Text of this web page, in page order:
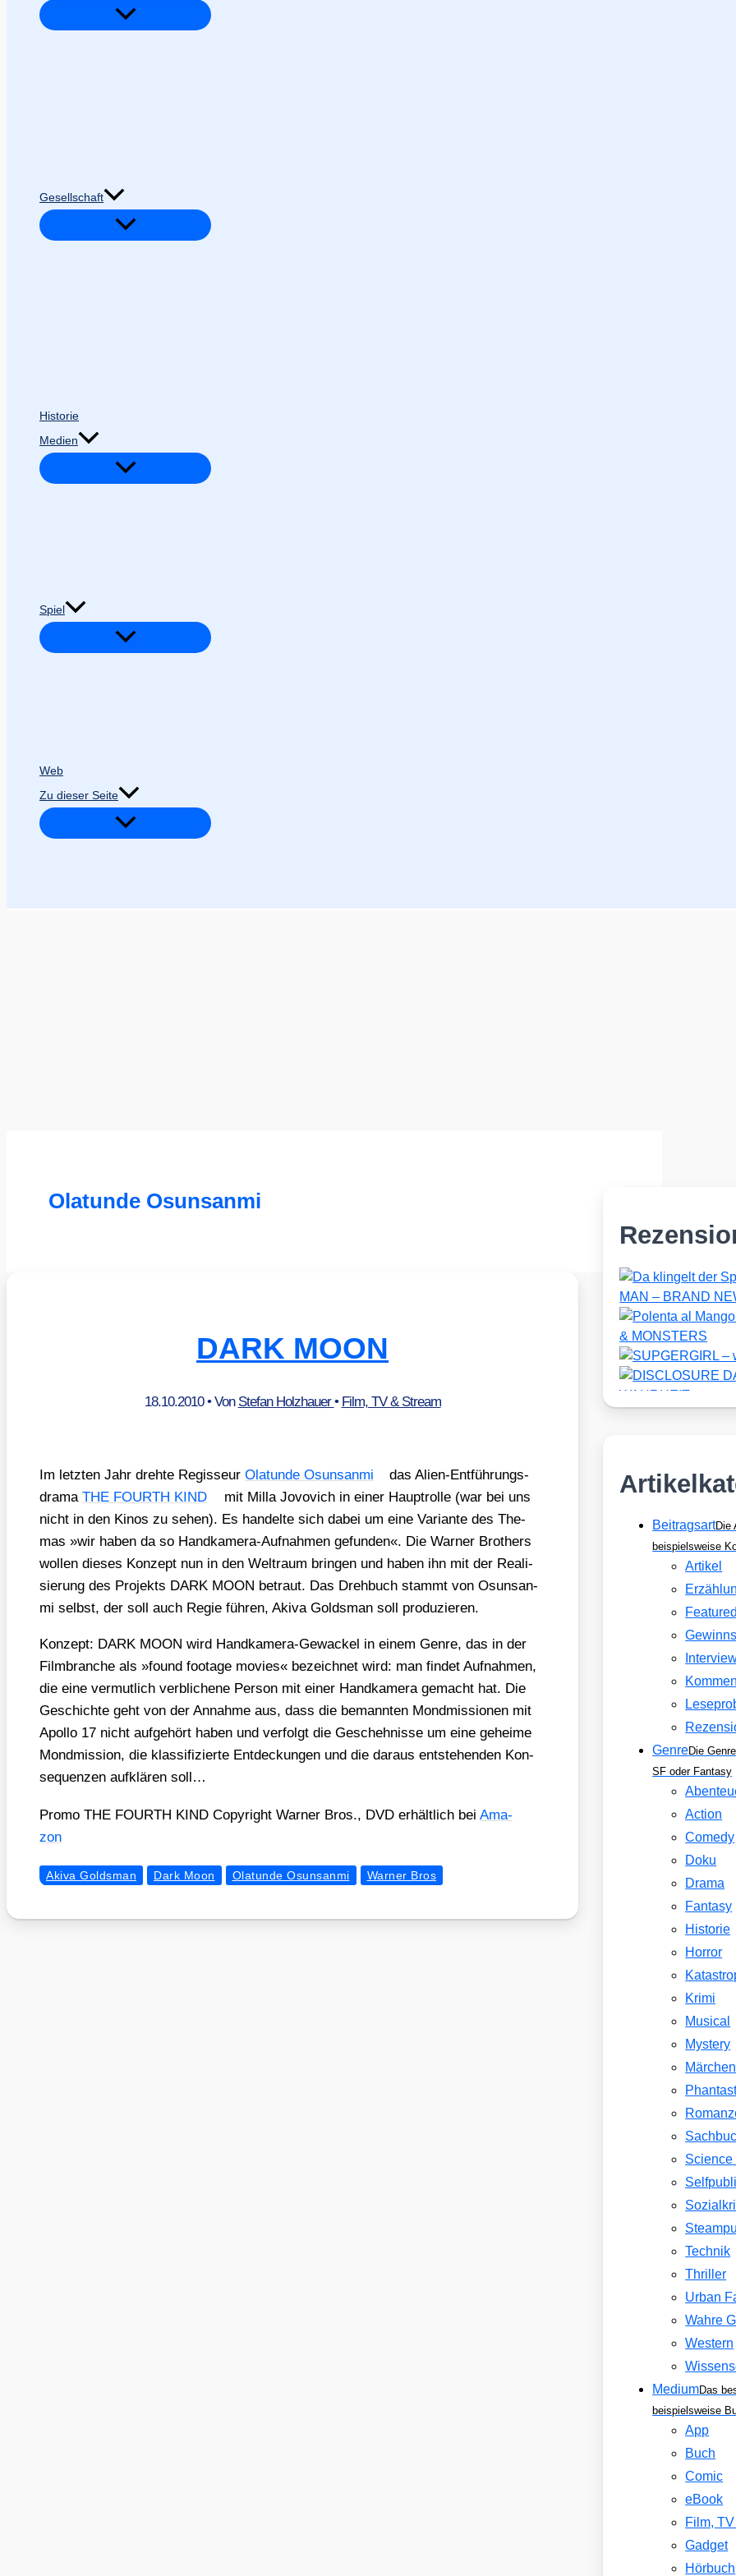
Gesellschaft
Historie
Medien
Spiel
Web
Zu dieser Seite
Olatunde Osunsanmi
DARK MOON
18.10.2010• Von Stefan Holzhauer• Film, TV & Stream
Im letz­ten Jahr dreh­te Regis­seur Olatun­de Osuns­an­mi
das Ali­en-Ent­füh­rungs­
dra­ma THE FOURTH KIND
mit Mil­la Jovo­vich in einer Haupt­rol­le (war bei uns
nicht in den Kinos zu sehen). Es han­del­te sich dabei um eine Vari­an­te des The­
mas »wir haben da so Hand­ka­me­ra-Auf­nah­men gefun­den«. Die War­ner Brot­hers
wol­len die­ses Kon­zept nun in den Welt­raum brin­gen und haben ihn mit der Rea­li­
sie­rung des Pro­jekts DARK MOON betraut. Das Dreh­buch stammt von Osuns­an­
mi selbst, der soll auch Regie füh­ren, Aki­va Golds­man soll pro­du­zie­ren.
Kon­zept: DARK MOON wird Hand­ka­me­ra-Gewa­ckel in einem Gen­re, das in der
Film­bran­che als »found foo­ta­ge movies« bezeich­net wird: man fin­det Auf­nah­men,
die eine ver­mut­lich ver­bli­che­ne Per­son mit einer Hand­ka­me­ra gemacht hat. Die
Geschich­te geht von der Annah­me aus, dass die bemann­ten Mond­mis­sio­nen mit
Apol­lo 17 nicht auf­ge­hört haben und ver­folgt die Gescheh­nis­se um eine gehei­me
Mond­mis­si­on, die klas­si­fi­zier­te Ent­de­ckun­gen und die dar­aus ent­ste­hen­den Kon­
se­quen­zen auf­klä­ren soll…
Pro­mo THE FOURTH KIND Copy­right War­ner Bros., DVD erhält­lich bei Ama­
zon
Akiva Goldsman Dark Moon Olatunde Osunsanmi Warner Bros
BeitragsartDie
beispielsweise
Artikel
GenreDie
SF oder Fantasy
Action
Comedy
Doku
Drama
Fantasy
Historie
Horror
Krimi
Musical
Mystery
Märchen
Science
Technik
Thriller
Urban
Wahre
Western
MediumDas
beispielsweise
App
Buch
Comic
eBook
Film,
Gadget
Hörbuch